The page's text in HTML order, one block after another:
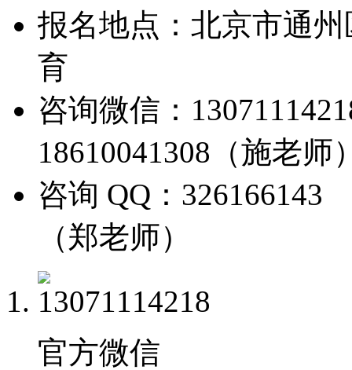
报名地点：北京市通
育
咨询微信：
18610041308（施老师
咨询 QQ：
（郑老师）
官方微信